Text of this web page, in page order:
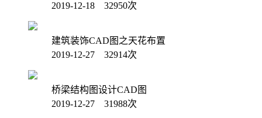
2019-12-18 32950次
建筑装饰CAD图之天花布置
2019-12-27 32914次
桥梁结构图设计CAD图
2019-12-27 31988次